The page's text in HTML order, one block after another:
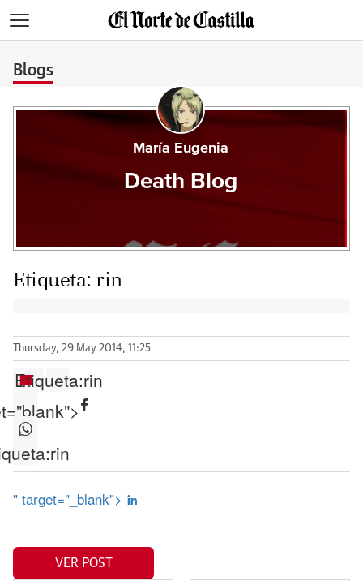
Blogs
María Eugenia
Death Blog
Etiqueta: rin
Thursday, 29 May 2014, 11:25
Etiqueta:rin
rin
" target="_blank">
VER POST